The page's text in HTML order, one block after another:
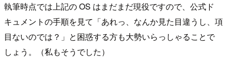
執筆時点では上記の OS はまだまだ現役ですので、公式ド
キュメントの手順を見て「あれっ、なんか見た目違うし、項
目ないのでは？」と困惑する方も大勢いらっしゃることで
しょう。（私もそうでした）